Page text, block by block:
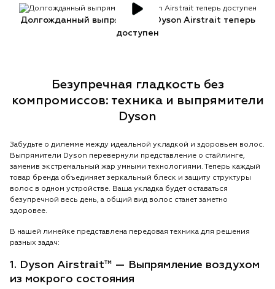
Долгожданный выпрямитель Dyson Airstrait теперь
доступен
Безупречная гладкость без
компромиссов: техника и выпрямители
Dyson
Забудьте о дилемме между идеальной укладкой и здоровьем волос.
Выпрямители Dyson перевернули представление о стайлинге,
заменив экстремальный жар умными технологиями. Теперь каждый
товар бренда объединяет зеркальный блеск и защиту структуры
волос в одном устройстве. Ваша укладка будет оставаться
безупречной весь день, а общий вид волос станет заметно
здоровее.
В нашей линейке представлена передовая техника для решения
разных задач:
1. Dyson Airstrait™ — Выпрямление воздухом
из мокрого состояния